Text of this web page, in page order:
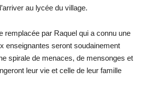
au lycée du village.
remplacée par Raquel qui a connu une
enseignantes seront soudainement
spirale de menaces, de mensonges et
leur vie et celle de leur famille